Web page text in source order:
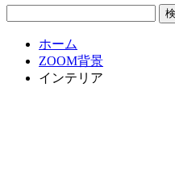
ホーム
ZOOM背景
インテリア